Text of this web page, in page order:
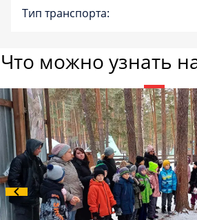
Тип транспорта:
Что можно узнать